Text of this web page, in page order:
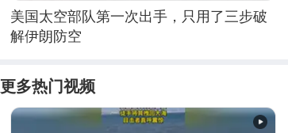
美国太空部队第一次出手，只用了三步破
解伊朗防空
更多热门视频